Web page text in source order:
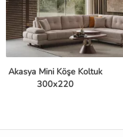
Akasya Mini Köşe Koltuk
300x220